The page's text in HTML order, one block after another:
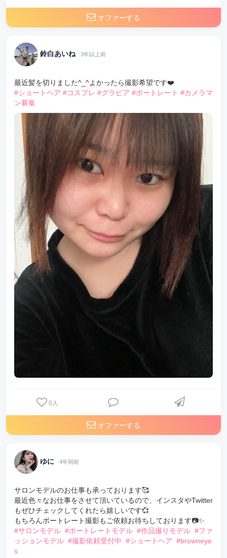
オファーする
鈴白あいね 3年以上前
最近髪を切りました^_^よかったら撮影希望です❤️
#ショートヘア #コスプレ #グラビア #ポートレート #カメラマ
ン募集
0 人
オファーする
ゆに 4年弱前
サロンモデルのお仕事も承っております🥰
最近色々なお仕事をさせて頂いているので、インスタやTwitter
もぜひチェックしてくれたら嬉しいです💞
もちろんポートレート撮影もご依頼お待ちしております📷✨
#サロンモデル #ポートレートモデル #作品撮りモデル #ファ
ッションモデル #撮影依頼受付中 #ショートヘア #browneye
s